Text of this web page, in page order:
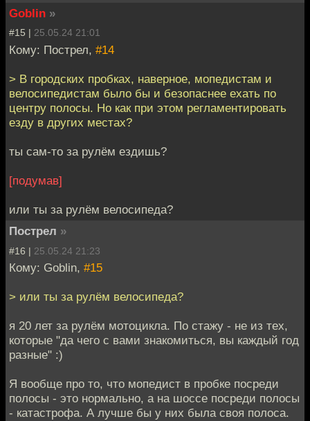
Goblin »
#15 | 25.05.24 21:01
Кому: Пострел, #14
> В городских пробках, наверное, мопедистам и
велосипедистам было бы и безопаснее ехать по
центру полосы. Но как при этом регламентировать
езду в других местах?
ты сам-то за рулём ездишь?
[подумав]
или ты за рулём велосипеда?
Пострел »
#16 | 25.05.24 21:23
Кому: Goblin, #15
> или ты за рулём велосипеда?
я 20 лет за рулём мотоцикла. По стажу - не из тех,
которые "да чего с вами знакомиться, вы каждый год
разные" :)
Я вообще про то, что мопедист в пробке посреди
полосы - это нормально, а на шоссе посреди полосы
- катастрофа. А лучше бы у них была своя полоса.